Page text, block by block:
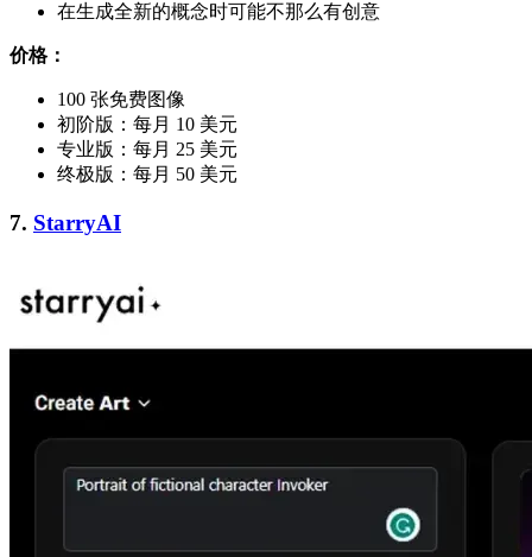
在生成全新的概念时可能不那么有创意
价格：
100 张免费图像
初阶版：每月 10 美元
专业版：每月 25 美元
终极版：每月 50 美元
7. StarryAI